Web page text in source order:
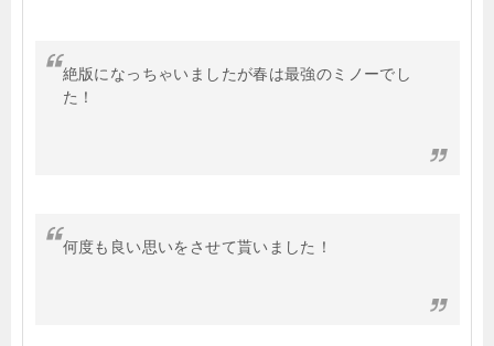
絶版になっちゃいましたが春は最強のミノーでし
た！
何度も良い思いをさせて貰いました！